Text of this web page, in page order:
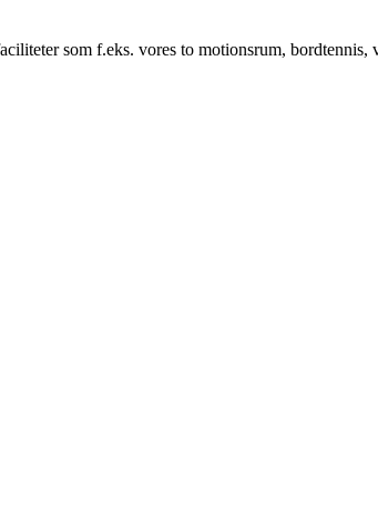
som f.eks. vores to motionsrum,